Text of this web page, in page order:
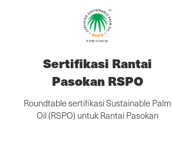
Sertifikasi Rantai
Pasokan RSPO
Roundtable sertifikasi Sustainable Palm
Oil (RSPO) untuk Rantai Pasokan